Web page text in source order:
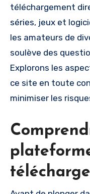
téléchargement
séries, jeux et
les amateurs de
soulève des
Explorons les
ce site en toute
minimiser les